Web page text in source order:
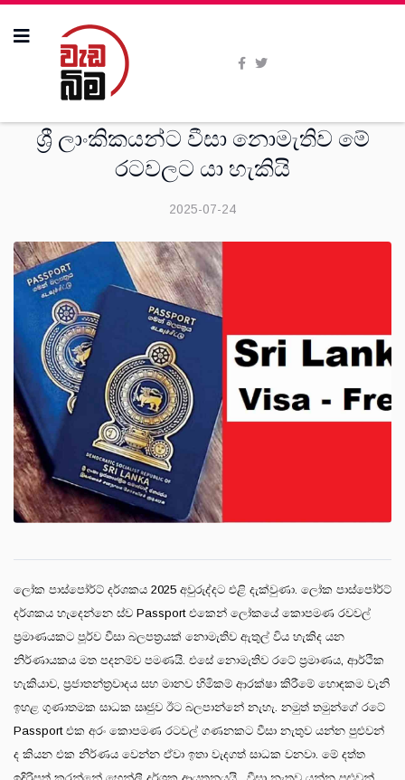
ශ්‍රී ලාංකිකයන්ට වීසා නොමැතිව මේ
රටවලට යා හැකියි
2025-07-24
ලෝක පාස්පෝර්ට් දර්ශකය 2025 අවුරුද්දට එළි දැක්වුණා. ලෝක පාස්පෝර්ට්
දර්ශකය හැදෙන්නෙ ස්ව Passport එකෙන් ලෝකයේ කොපමණ රවවල්
ප්‍රමාණයකට පූර්ව වීසා බලපත්‍රයක් නොමැතිව ඇතුල් විය හැකිද යන
නිර්ණායකය මත පදනම්ව පමණයි. එසේ නොමැතිව රටේ ප්‍රමාණය, ආර්ථික
හැකියාව, ප්‍රජාතන්ත්‍රවාදය සහ මානව හිමිකම් ආරක්ෂා කිරීමේ හොඳකම වැනි
ඉහළ ගුණාතමක සාධක ඍජුව ඊට බලපාන්නේ නැහැ. නමුත් තමුන්ගේ රටේ
Passport එක අරං කොපමණ රටවල් ගණනකට වීසා නැතුව යන්න පුළුවන්
ද කියන එක නිර්ණය වෙන්න ඒවා ඉතා වැදගත් සාධක වනවා. මේ දත්ත